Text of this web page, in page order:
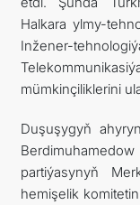
Halkara ylmy-
Inžener-
mümkinçiliklerini
Duşuşygyň
partiýasynyň
hemişelik